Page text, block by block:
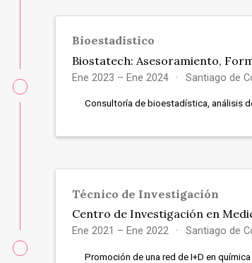
Bioestadístico
Biostatech: Asesoramiento,
Ene 2023 – Ene 2024 Santiago de
Consultoría de bioestadística, análisis
Técnico de Investigación
Centro de Investigación en
Ene 2021 – Ene 2022 Santiago de
Promoción de una red de I+D en